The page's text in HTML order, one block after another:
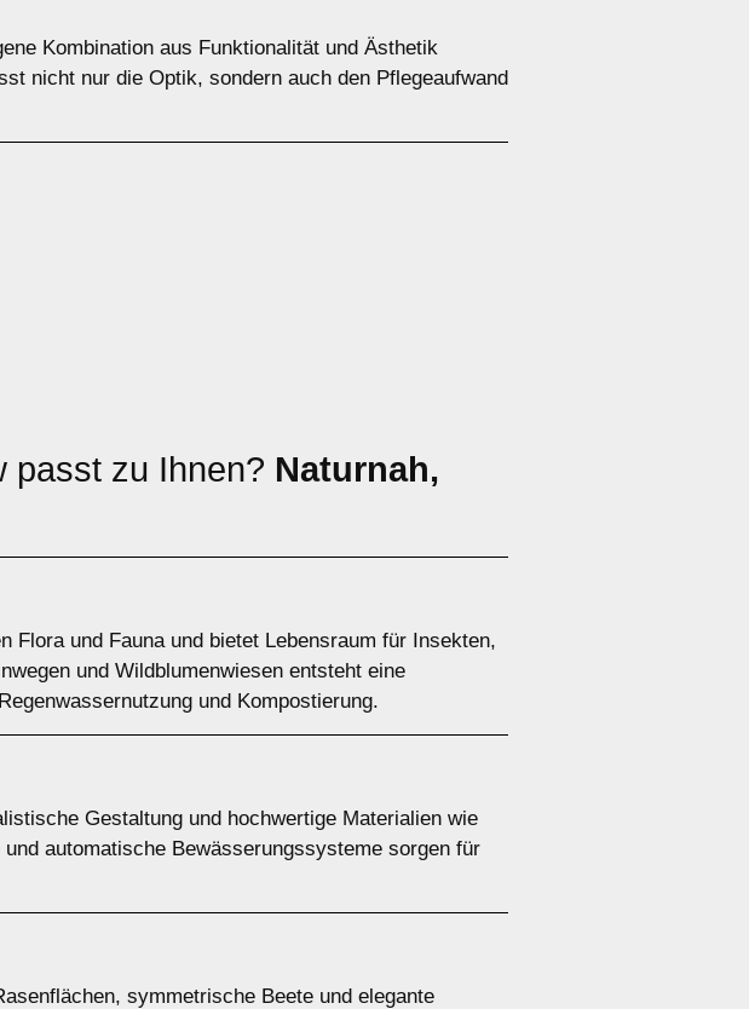
Kombination aus Funktionalität und Ästhetik
nicht nur die Optik, sondern auch den Pflegeaufwand
passt zu Ihnen? Naturnah,
und Fauna und bietet Lebensraum für Insekten,
und Wildblumenwiesen entsteht eine
und Kompostierung.
Gestaltung und hochwertige Materialien wie
automatische Bewässerungssysteme sorgen für
symmetrische Beete und elegante